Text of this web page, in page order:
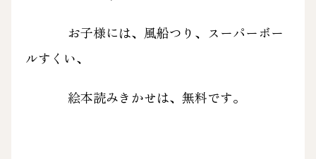
お子様には、風船つり、スーパーボー
ルすくい、
絵本読みきかせは、無料です。